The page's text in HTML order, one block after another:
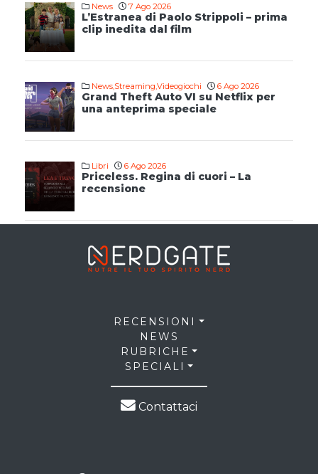
News 7 Ago 2026
L’Estranea di Paolo Strippoli – prima
clip inedita dal film
News Streaming Videogiochi 6 Ago 2026
Grand Theft Auto VI su Netflix per
una anteprima speciale
Libri 6 Ago 2026
Priceless. Regina di cuori – La
recensione
RECENSIONI
NEWS
RUBRICHE
SPECIALI
Contattaci